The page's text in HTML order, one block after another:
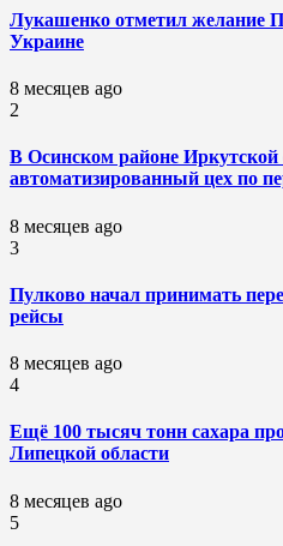
Лукашенко отметил желание
Украине
8 месяцев ago
2
В Осинском районе Иркутской
автоматизированный цех по
8 месяцев ago
3
Пулково начал принимать
рейсы
8 месяцев ago
4
Ещё 100 тысяч тонн сахара
Липецкой области
8 месяцев ago
5